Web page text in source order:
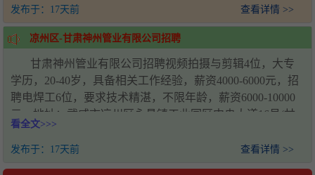
话标准，早8点到晚6点半上下班，月薪3000-4000元、月休2
天、包吃包住，招聘专职夜班客房服务员1名，工作时段18
点至次日8点，月薪2200元、月休2天、包吃包住，招聘消控
员1名，需持初级消控证，月薪3300元、月休2天、包吃包
住，招聘库管2名，年龄35-40岁、男女不限，月薪3000元、
月休2天、包吃包住，招聘司机1名，持有C1及以上驾驶
证，月薪3300元、月休2天、包吃包住，地址：甘肃省武威
市凉州区民勤路2016号（交警大队对面），电话：张女士
18909359774、李先生15101398999
发布于： 17天前 查看详情 >>
凉州区-甘肃神州管业有限公司招聘
甘肃神州管业有限公司招聘视频拍摄与剪辑4位，大专
学历，20-40岁，具备相关工作经验，薪资4000-6000元，招
聘电焊工6位，要求技术精湛，不限年龄，薪资6000-10000
元，地址：武威市凉州区永昌镇工业园区中央大道16号(甘
肃神州管业)，电话：王经理18993571920，不添加微信，仅
可电话联系
看全文>>>
发布于： 17天前 查看详情 >>